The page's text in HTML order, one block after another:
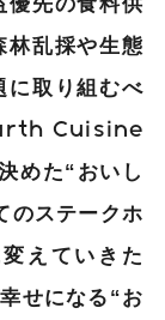
林乱採や生態
に取り組むべ
Cuisine
めた“おいし
のステークホ
えていきた
せになる“お